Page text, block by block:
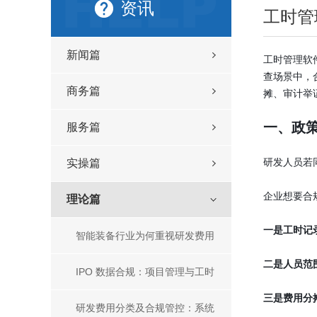
资讯
新闻篇
商务篇
服务篇
实操篇
理论篇
智能装备行业为何重视研发费用
管理？主流研发费用管理工具盘
点
IPO 数据合规：项目管理与工时
管理核心方法、主流工具及一体
研发费用分类及合规管控：系统
工时
工时管理软
查场景中，
摊、审计举
一、政
研发人员若
企业想要合
一是工时记
二是人员范
三是费用分